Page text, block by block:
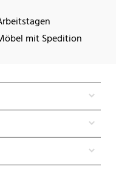
mit Spedition